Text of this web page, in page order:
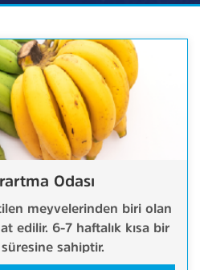
Odası
meyvelerinden biri olan
edilir. 6-7 haftalık kısa bir
sahiptir.